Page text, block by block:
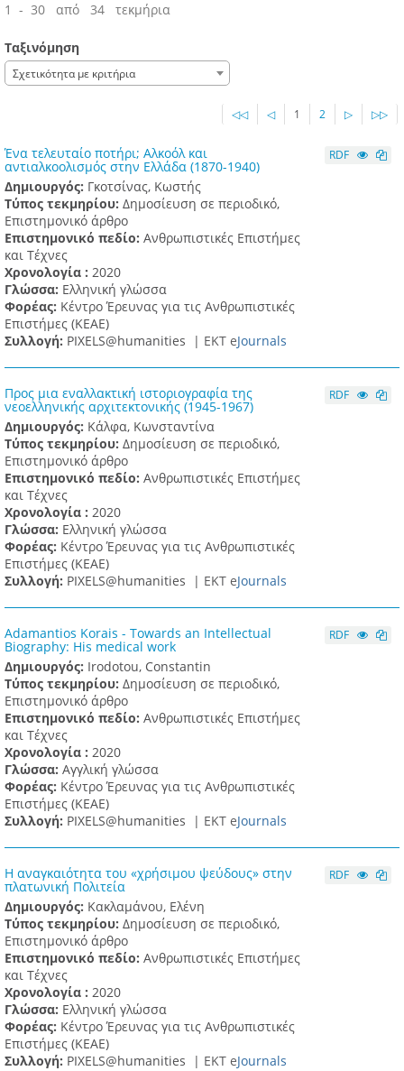
1 - 30 από 34 τεκμήρια
Ταξινόμηση
Σχετικότητα με κριτήρια
◁◁ ◁ 1 2 ▷ ▷▷
Ένα τελευταίο ποτήρι; Αλκοόλ και
αντιαλκοολισμός στην Ελλάδα (1870-1940)
Δημιουργός: Γκοτσίνας, Κωστής
Τύπος τεκμηρίου: Δημοσίευση σε περιοδικό,
Επιστημονικό άρθρο
Επιστημονικό πεδίο: Ανθρωπιστικές Επιστήμες
και Τέχνες
Χρονολογία : 2020
Γλώσσα: Ελληνική γλώσσα
Φορέας: Κέντρο Έρευνας για τις Ανθρωπιστικές
Επιστήμες (ΚΕΑΕ)
Συλλογή: PIXELS@humanities | ΕΚΤ eJournals
RDF
Προς μια εναλλακτική ιστοριογραφία της
νεοελληνικής αρχιτεκτονικής (1945-1967)
Δημιουργός: Κάλφα, Κωνσταντίνα
Τύπος τεκμηρίου: Δημοσίευση σε περιοδικό,
Επιστημονικό άρθρο
Επιστημονικό πεδίο: Ανθρωπιστικές Επιστήμες
και Τέχνες
Χρονολογία : 2020
Γλώσσα: Ελληνική γλώσσα
Φορέας: Κέντρο Έρευνας για τις Ανθρωπιστικές
Επιστήμες (ΚΕΑΕ)
Συλλογή: PIXELS@humanities | ΕΚΤ eJournals
RDF
Adamantios Korais - Towards an Intellectual
Biography: His medical work
Δημιουργός: Irodotou, Constantin
Τύπος τεκμηρίου: Δημοσίευση σε περιοδικό,
Επιστημονικό άρθρο
Επιστημονικό πεδίο: Ανθρωπιστικές Επιστήμες
και Τέχνες
Χρονολογία : 2020
Γλώσσα: Αγγλική γλώσσα
Φορέας: Κέντρο Έρευνας για τις Ανθρωπιστικές
Επιστήμες (ΚΕΑΕ)
Συλλογή: PIXELS@humanities | ΕΚΤ eJournals
RDF
Η αναγκαιότητα του «χρήσιμου ψεύδους» στην
πλατωνική Πολιτεία
Δημιουργός: Κακλαμάνου, Ελένη
Τύπος τεκμηρίου: Δημοσίευση σε περιοδικό,
Επιστημονικό άρθρο
Επιστημονικό πεδίο: Ανθρωπιστικές Επιστήμες
και Τέχνες
Χρονολογία : 2020
Γλώσσα: Ελληνική γλώσσα
Φορέας: Κέντρο Έρευνας για τις Ανθρωπιστικές
Επιστήμες (ΚΕΑΕ)
Συλλογή: PIXELS@humanities | ΕΚΤ eJournals
RDF